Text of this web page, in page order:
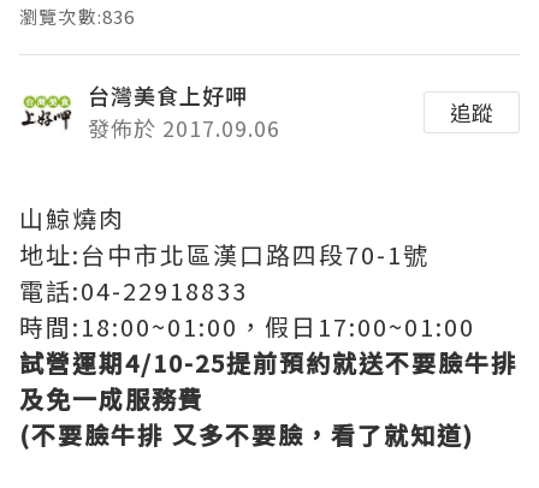
瀏覽次數:836
台灣美食上好呷
發佈於 2017.09.06
追蹤
山鯨燒肉
地址:台中市北區漢口路四段70-1號
電話:04-22918833
時間:18:00~01:00，假日17:00~01:00
試營運期4/10-25提前預約就送不要臉牛排
及免一成服務費
(不要臉牛排 又多不要臉，看了就知道)